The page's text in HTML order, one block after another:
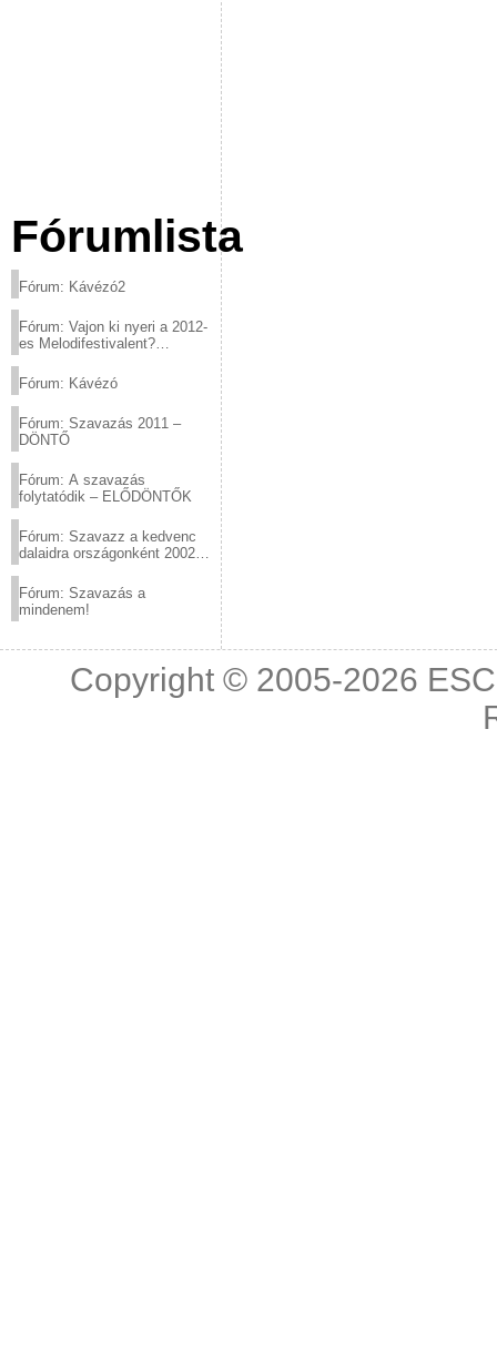
Fórumlista
Fórum: Kávézó2
Fórum: Vajon ki nyeri a 2012-
es Melodifestivalent?
Fórum: Kávézó
Fórum: Szavazás 2011 –
DÖNTŐ
Fórum: A szavazás
folytatódik – ELŐDÖNTŐK
Fórum: Szavazz a kedvenc
dalaidra országonként 2002
Fórum: Szavazás a
mindenem!
Copyright © 2005-2026